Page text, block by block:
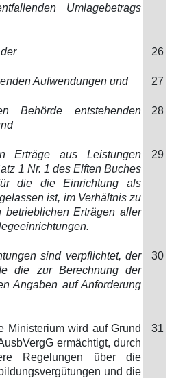
Umlagebetrags
26
Aufwendungen und 27
Behörde entstehenden
28
Erträge aus Leistungen
1 Nr. 1 des Elften Buches
die die Einrichtung als
ist, im Verhältnis zu
betrieblichen Erträgen aller
29
sind verpflichtet, der
die zur Berechnung der
Angaben auf Anforderung
30
Ministerium wird auf Grund
ermächtigt, durch
Regelungen über die
und die
31